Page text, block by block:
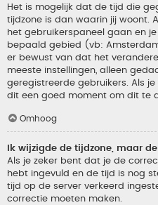
Het is mogelijk dat de tijd die
tijdzone is dan waarin jij woont.
het gebruikerspaneel gaan en
bepaald gebied (vb:
er bewust van dat het
meeste instellingen, alleen
geregistreerde gebruikers. Als
dit een goed moment om dit te
Omhoog
Ik wijzigde de tijdzone, maar
Als je zeker bent dat je de
hebt ingevuld en de tijd is nog
tijd op de server verkeerd
correctie moeten maken.